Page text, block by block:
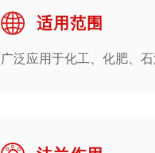
适用范围
广泛应用于化工、化肥、